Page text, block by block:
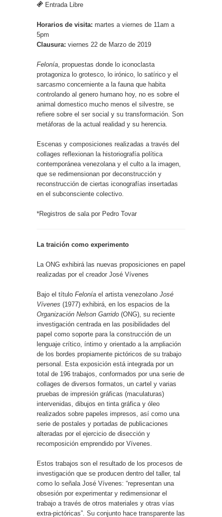
Entrada Libre
Horarios de visita: martes a viernes de 11am a
5pm
Clausura: viernes 22 de Marzo de 2019
Felonía , propuestas donde lo iconoclasta
protagoniza lo grotesco, lo irónico, lo satírico y el
sarcasmo concerniente a la fauna que habita
controlando al genero humano hoy, no es sobre el
animal domestico mucho menos el silvestre, se
refiere sobre el ser social y su transformación. Son
metáforas de la actual realidad y su herencia.
Escenas y composiciones realizadas a través del
collages reflexionan la historiografía política
contemporánea venezolana y el culto a la imagen,
que se redimensionan por deconstrucción y
reconstrucción de ciertas iconografías insertadas
en el subconsciente colectivo.
*Registros de sala por Pedro Tovar
La traición como experimento
La ONG exhibirá las nuevas proposiciones en papel
realizadas por el creador José Vívenes
Bajo el título Felonía el artista venezolano José
Vívenes (1977) exhibirá, en los espacios de la
Organización Nelson Garrido (ONG), su reciente
investigación centrada en las posibilidades del
papel como soporte para la construcción de un
lenguaje crítico, íntimo y orientado a la ampliación
de los bordes propiamente pictóricos de su trabajo
personal. Esta exposición está integrada por un
total de 196 trabajos, conformados por una serie de
collages de diversos formatos, un cartel y varias
pruebas de impresión gráficas (maculaturas)
intervenidas, dibujos en tinta gráfica y óleo
realizados sobre papeles impresos, así como una
serie de postales y portadas de publicaciones
alteradas por el ejercicio de disección y
recomposición emprendido por Vívenes.
Estos trabajos son el resultado de los procesos de
investigación que se producen dentro del taller, tal
como lo señala José Vívenes: “representan una
obsesión por experimentar y redimensionar el
trabajo a través de otros materiales y otras vías
extra-pictóricas”. Su conjunto hace transparente las